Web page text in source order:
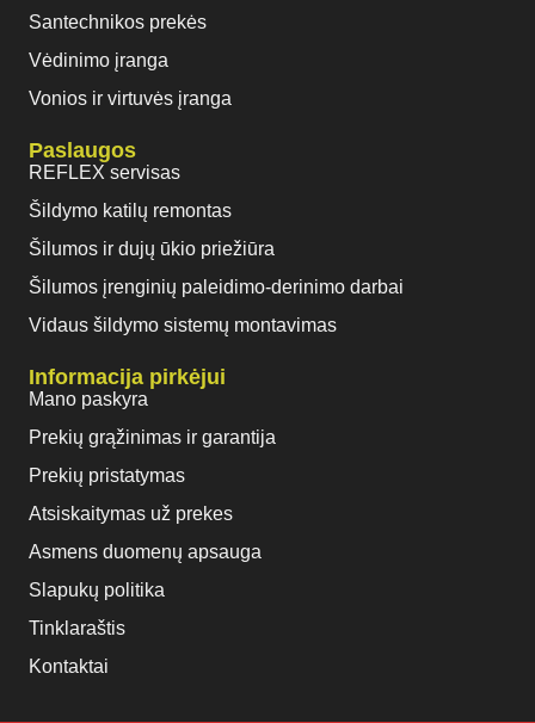
Santechnikos prekės
Vėdinimo įranga
Vonios ir virtuvės įranga
Paslaugos
REFLEX servisas
Šildymo katilų remontas
Šilumos ir dujų ūkio priežiūra
Šilumos įrenginių paleidimo-derinimo darbai
Vidaus šildymo sistemų montavimas
Informacija pirkėjui
Mano paskyra
Prekių grąžinimas ir garantija
Prekių pristatymas
Atsiskaitymas už prekes
Asmens duomenų apsauga
Slapukų politika
Tinklaraštis
Kontaktai